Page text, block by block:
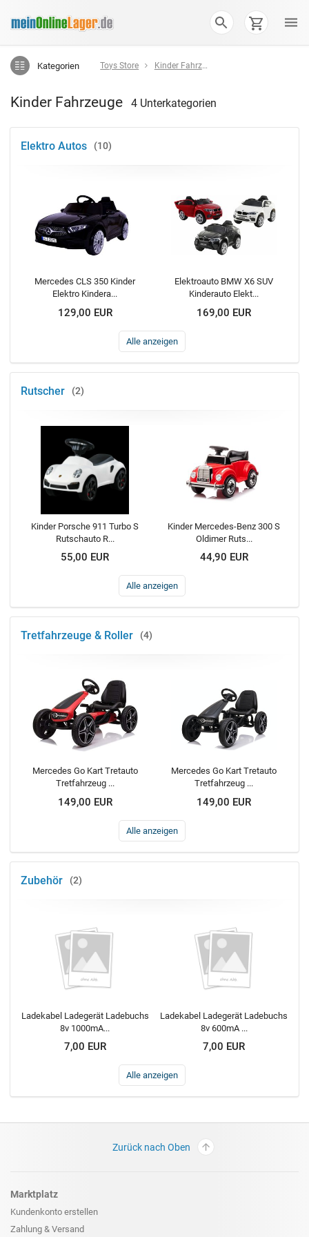
Kategorien Toys Store Kinder Fahrzeuge
Kinder Fahrzeuge 4 Unterkategorien
Elektro Autos 10
Mercedes CLS 350 Kinder
Elektro Kindera...
129,00 EUR
Elektroauto BMW X6 SUV
Kinderauto Elekt...
169,00 EUR
Alle anzeigen
Rutscher 2
Kinder Porsche 911 Turbo S
Rutschauto R...
55,00 EUR
Kinder Mercedes-Benz 300 S
Oldimer Ruts...
44,90 EUR
Alle anzeigen
Tretfahrzeuge & Roller 4
Mercedes Go Kart Tretauto
Tretfahrzeug ...
149,00 EUR
Mercedes Go Kart Tretauto
Tretfahrzeug ...
149,00 EUR
Alle anzeigen
Zubehör 2
Ladekabel Ladegerät Ladebuchs
8v 1000mA...
7,00 EUR
Ladekabel Ladegerät Ladebuchs
8v 600mA ...
7,00 EUR
Alle anzeigen
Zurück nach Oben
Marktplatz
Kundenkonto erstellen
Zahlung & Versand